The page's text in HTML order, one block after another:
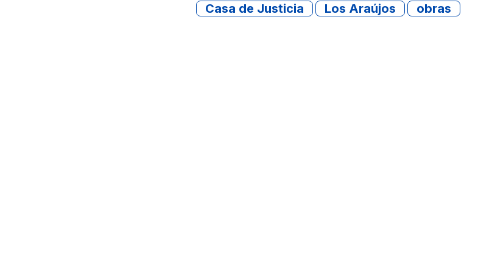
Casa de Justicia
Los Araújos obras